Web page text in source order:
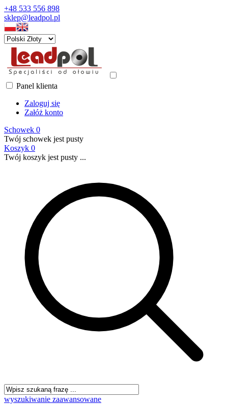
+48 533 556 898
sklep@leadpol.pl
Panel klienta
Zaloguj się
Załóż konto
Schowek 0
Twój schowek jest pusty
Koszyk 0
Twój koszyk jest pusty ...
wyszukiwanie zaawansowane